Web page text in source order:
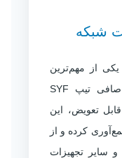
شبکه
از مهم‌ترین
عوامل استهلاک تجهیزات است. صافی تیپ SYF
تعویض، این
کرده و از
سایر تجهیزات